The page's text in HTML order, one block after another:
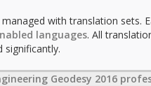
with translation sets.
languages. All
significantly.
Geodesy 2016